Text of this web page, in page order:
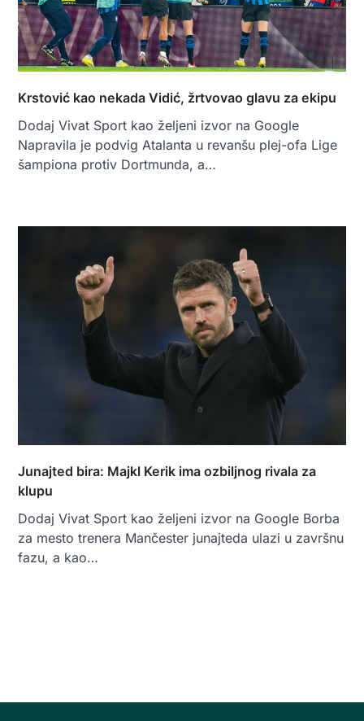
Krstović kao nekada Vidić, žrtvovao glavu za ekipu
Dodaj Vivat Sport kao željeni izvor na Google
Napravila je podvig Atalanta u revanšu plej-ofa Lige
šampiona protiv Dortmunda, a…
Junajted bira: Majkl Kerik ima ozbiljnog rivala za
klupu
Dodaj Vivat Sport kao željeni izvor na Google Borba
za mesto trenera Mančester junajteda ulazi u završnu
fazu, a kao…